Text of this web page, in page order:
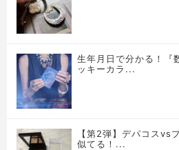
生年月日で分かる！『
ッキーカラ...
【第2弾】デパコスvs
似てる！...